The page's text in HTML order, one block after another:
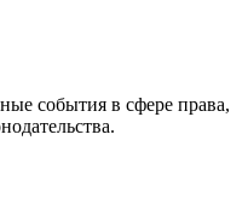
события в сфере права,